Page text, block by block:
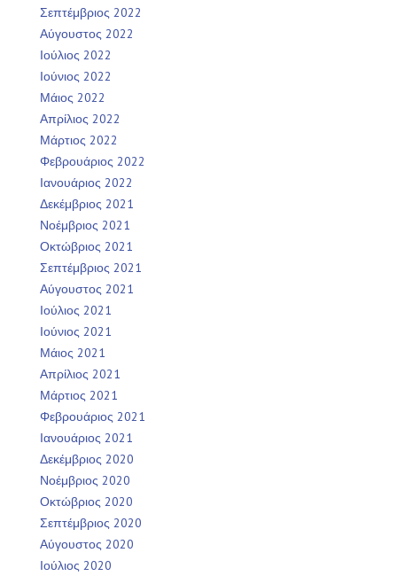
Σεπτέμβριος 2022
Αύγουστος 2022
Ιούλιος 2022
Ιούνιος 2022
Μάιος 2022
Απρίλιος 2022
Μάρτιος 2022
Φεβρουάριος 2022
Ιανουάριος 2022
Δεκέμβριος 2021
Νοέμβριος 2021
Οκτώβριος 2021
Σεπτέμβριος 2021
Αύγουστος 2021
Ιούλιος 2021
Ιούνιος 2021
Μάιος 2021
Απρίλιος 2021
Μάρτιος 2021
Φεβρουάριος 2021
Ιανουάριος 2021
Δεκέμβριος 2020
Νοέμβριος 2020
Οκτώβριος 2020
Σεπτέμβριος 2020
Αύγουστος 2020
Ιούλιος 2020